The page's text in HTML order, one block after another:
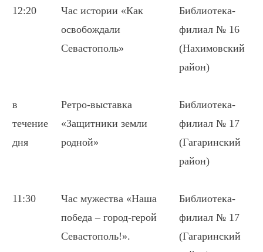
12:20
Час истории «Как
освобождали
Севастополь»
Библиотека-
филиал № 16
(Нахимовский
район)
в
течение
дня
Ретро-выставка
«Защитники земли
родной»
Библиотека-
филиал № 17
(Гагаринский
район)
11:30
Час мужества «Наша
победа – город-герой
Севастополь!».
Библиотека-
филиал № 17
(Гагаринский